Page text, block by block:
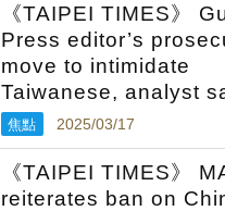
《TAIPEI TIMES》
Press editor’s
move to intimidate
Taiwanese, analyst
焦點 2025/03/17
《TAIPEI TIMES》
reiterates ban on